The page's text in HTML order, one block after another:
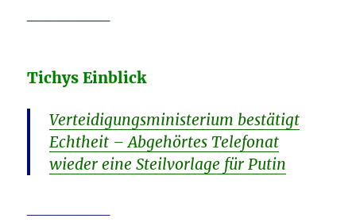
Tichys Einblick
Verteidigungsministerium bestätigt
Echtheit – Abgehörtes Telefonat
wieder eine Steilvorlage für Putin